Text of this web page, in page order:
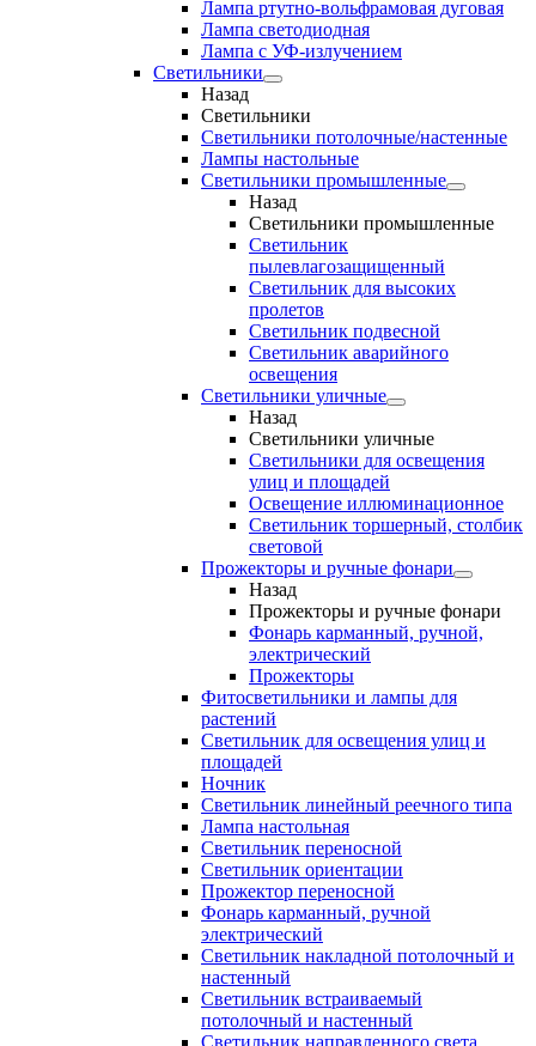
Лампа ртутно-вольфрамовая дуговая
Лампа светодиодная
Лампа с УФ-излучением
Светильники
Назад
Светильники
Светильники потолочные/настенные
Лампы настольные
Светильники промышленные
Назад
Светильники промышленные
Светильник
пылевлагозащищенный
Светильник для высоких
пролетов
Светильник подвесной
Светильник аварийного
освещения
Светильники уличные
Назад
Светильники уличные
Светильники для освещения
улиц и площадей
Освещение иллюминационное
Светильник торшерный, столбик
световой
Прожекторы и ручные фонари
Назад
Прожекторы и ручные фонари
Фонарь карманный, ручной,
электрический
Прожекторы
Фитосветильники и лампы для
растений
Светильник для освещения улиц и
площадей
Ночник
Светильник линейный реечного типа
Лампа настольная
Светильник переносной
Светильник ориентации
Прожектор переносной
Фонарь карманный, ручной
электрический
Светильник накладной потолочный и
настенный
Светильник встраиваемый
потолочный и настенный
Светильник направленного света